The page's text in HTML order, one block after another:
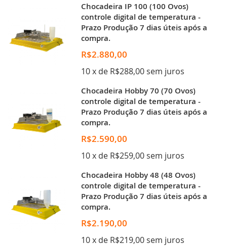
Chocadeira IP 100 (100 Ovos)
controle digital de temperatura -
Prazo Produção 7 dias úteis após a
compra.
R$2.880,00
10 x de R$288,00 sem juros
Chocadeira Hobby 70 (70 Ovos)
controle digital de temperatura -
Prazo Produção 7 dias úteis após a
compra.
R$2.590,00
10 x de R$259,00 sem juros
Chocadeira Hobby 48 (48 Ovos)
controle digital de temperatura -
Prazo Produção 7 dias úteis após a
compra.
R$2.190,00
10 x de R$219,00 sem juros